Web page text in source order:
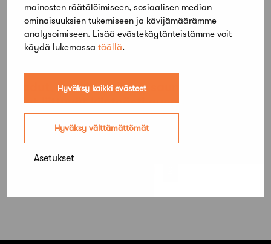
mainosten räätälöimiseen, sosiaalisen median
ominaisuuksien tukemiseen ja kävijämäärämme
analysoimiseen. Lisää evästekäytänteistämme voit
käydä lukemassa täällä.
Hyväksy kaikki evästeet
Hyväksy välttämättömät
Asetukset
Kadut, baarit, puistot, saunat – Julkiset
tilat liittyvät kiinteästi queer-elämään,
mutta suunnittelua määrittää
heteronormi
Artikkelien